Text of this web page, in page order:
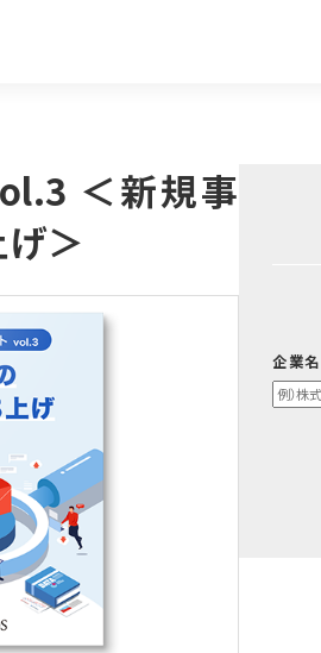
＜新規事
＞
企業名